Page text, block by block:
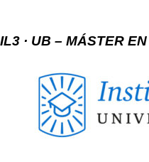
IL3 · UB – MÁSTER